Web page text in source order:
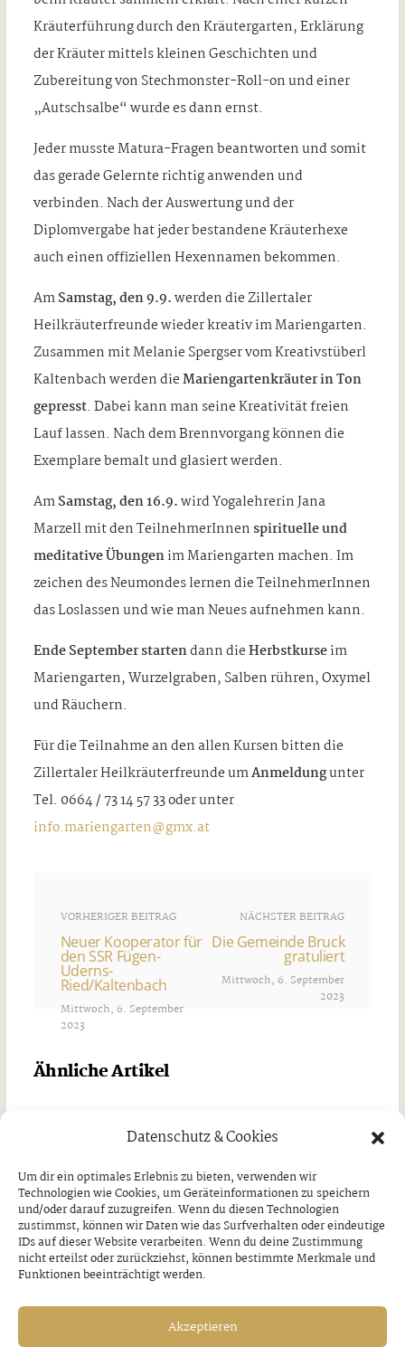
Datenschutz & Cookies
Um dir ein optimales Erlebnis zu bieten, verwenden wir
Technologien wie Cookies, um Geräteinformationen zu speichern
und/oder darauf zuzugreifen. Wenn du diesen Technologien
zustimmst, können wir Daten wie das Surfverhalten oder eindeutige
IDs auf dieser Website verarbeiten. Wenn du deine Zustimmung
nicht erteilst oder zurückziehst, können bestimmte Merkmale und
Funktionen beeinträchtigt werden.
Akzeptieren
Kräuterführung durch den Kräutergarten, Erklärung
der Kräuter mittels kleinen Geschichten und
Zubereitung von Stechmonster-Roll-on und einer
„Autschsalbe“ wurde es dann ernst.
Jeder musste Matura-Fragen beantworten und somit
das gerade Gelernte richtig anwenden und
verbinden. Nach der Auswertung und der
Diplomvergabe hat jeder bestandene Kräuterhexe
auch einen offiziellen Hexennamen bekommen.
AmSamstag, den 9.9.werden die Zillertaler
Heilkräuterfreunde wieder kreativ im Mariengarten.
Zusammen mit Melanie Spergser vom Kreativstüberl
Kaltenbach werden dieMariengartenkräuter in Ton
gepresst. Dabei kann man seine Kreativität freien
Lauf lassen. Nach dem Brennvorgang können die
Exemplare bemalt und glasiert werden.
AmSamstag, den 16.9.wird Yogalehrerin Jana
Marzell mit den TeilnehmerInnen spirituelle und
meditative Übungenim Mariengarten machen. Im
zeichen des Neumondes lernen die TeilnehmerInnen
das Loslassen und wie man Neues aufnehmen kann.
Ende September startendann dieHerbstkurseim
Mariengarten, Wurzelgraben, Salben rühren, Oxymel
und Räuchern.
Für die Teilnahme an den allen Kursen bitten die
Zillertaler Heilkräuterfreunde umAnmeldungunter
Tel. 0664 / 73 14 57 33 oder unter
info.mariengarten@gmx.at
VORHERIGER BEITRAG
Neuer Kooperator für
den SSR Fügen-
Uderns-
Ried/Kaltenbach
Mittwoch, 6. September
2023
NÄCHSTER BEITRAG
Die Gemeinde Bruck
gratuliert
Mittwoch, 6. September
2023
Ähnliche Artikel